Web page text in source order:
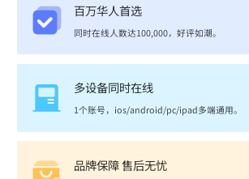
百万华人首选
同时在线人数达100,000，好评如潮。
多设备同时在线
1个账号，ios/android/pc/ipad多端通用。
品牌保障 售后无忧